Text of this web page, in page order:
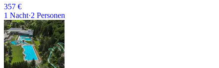
357 €
1 Nacht·2 Personen